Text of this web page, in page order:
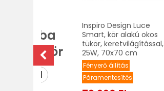
és tükör
Inspiro Design Luce
Smart, kör alakú okos
tükör, keretvilágítással,
25W, 70x70 cm
Fényerő állítás
Páramentesítés